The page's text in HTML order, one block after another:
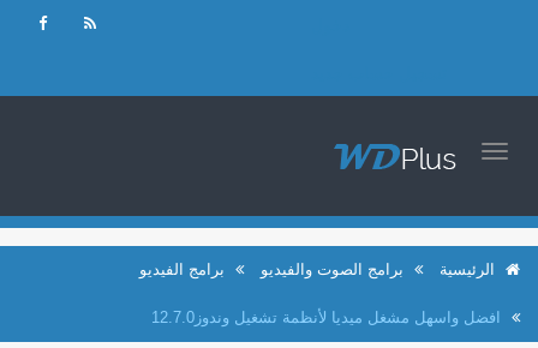
TOGGLE
الرئيسية برامج الصوت والفيديو برامج الفيديو
افضل واسهل مشغل ميديا لأنظمة تشغيل وندوز12.7.0